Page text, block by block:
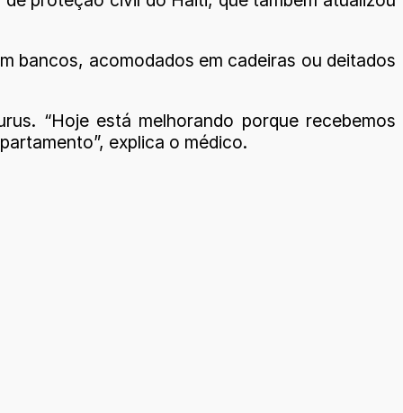
bancos, acomodados em cadeiras ou deitados
“Hoje está melhorando porque recebemos
explica o médico.